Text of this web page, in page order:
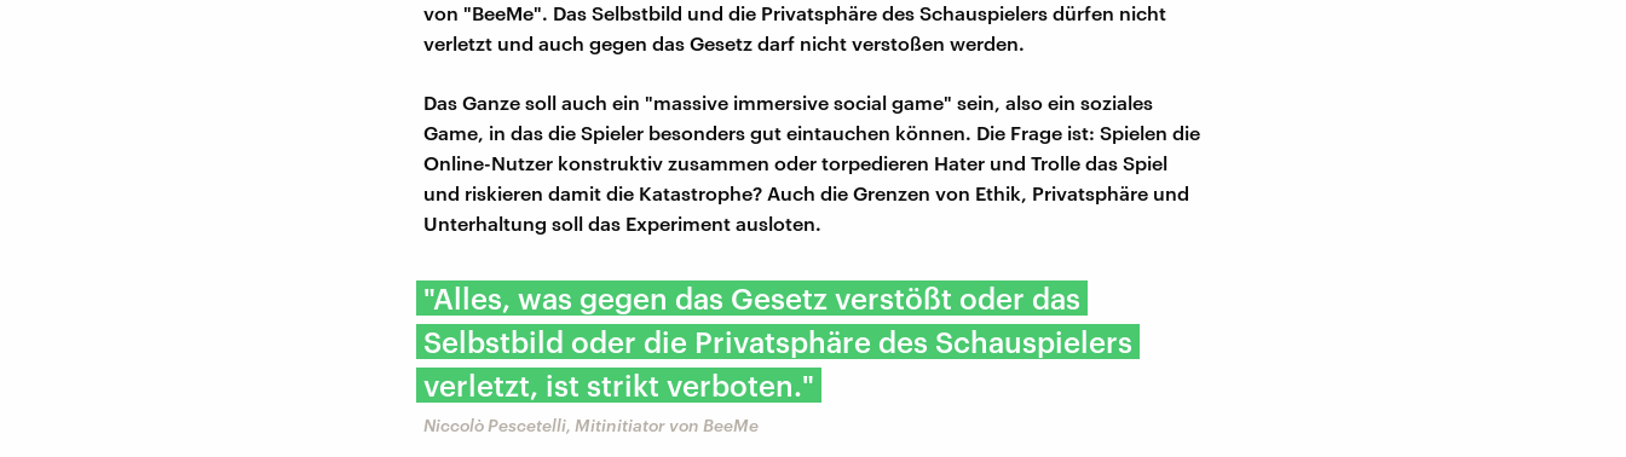
von "BeeMe". Das Selbstbild und die Privatsphäre des Schauspielers dürfen nicht
verletzt und auch gegen das Gesetz darf nicht verstoßen werden.
Das Ganze soll auch ein "massive immersive social game" sein, also ein soziales
Game, in das die Spieler besonders gut eintauchen können. Die Frage ist: Spielen die
Online-Nutzer konstruktiv zusammen oder torpedieren Hater und Trolle das Spiel
und riskieren damit die Katastrophe? Auch die Grenzen von Ethik, Privatsphäre und
Unterhaltung soll das Experiment ausloten.
"Alles, was gegen das Gesetz verstößt oder das
Selbstbild oder die Privatsphäre des Schauspielers
verletzt, ist strikt verboten."
Niccolò Pescetelli, Mitinitiator von BeeMe